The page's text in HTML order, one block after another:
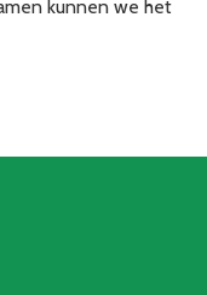
kunnen we het